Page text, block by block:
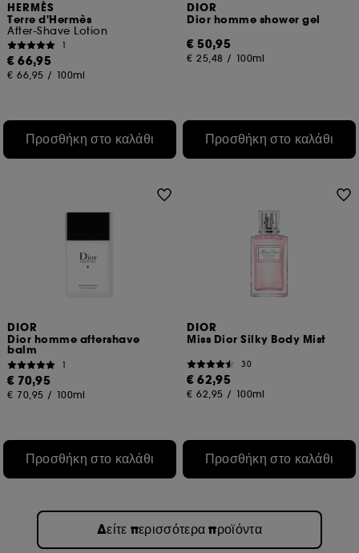
HERMÈS
Terre d'Hermès
After-Shave Lotion
1
€ 66,95
€ 66,95 / 100ml
Προσθήκη στο καλάθι
DIOR
Dior homme shower gel
€ 50,95
€ 25,48 / 100ml
Προσθήκη στο καλάθι
DIOR
Dior homme aftershave
balm
1
€ 70,95
€ 70,95 / 100ml
Προσθήκη στο καλάθι
DIOR
Miss Dior Silky Body Mist
30
€ 62,95
€ 62,95 / 100ml
Προσθήκη στο καλάθι
Δείτε περισσότερα προϊόντα